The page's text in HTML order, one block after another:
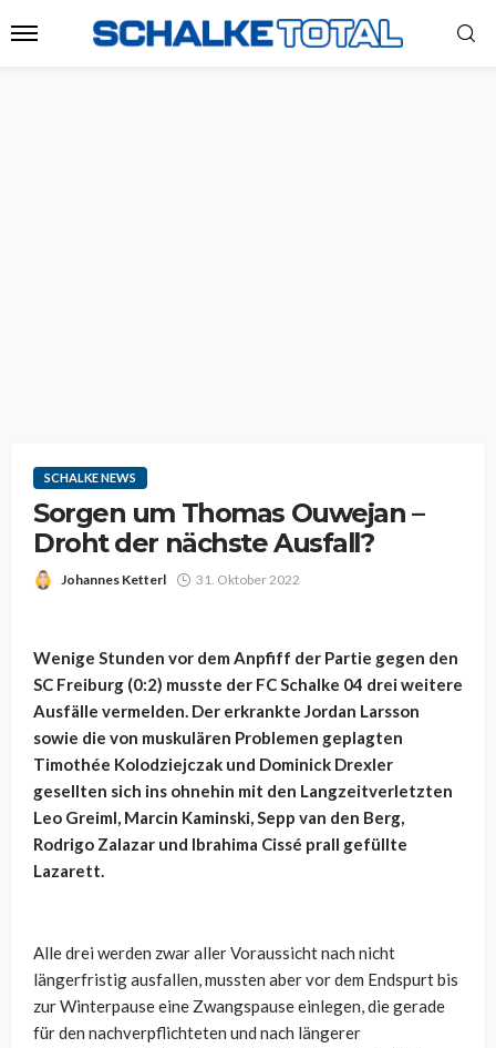
SCHALKE NEWS
Sorgen um Thomas Ouwejan –
Droht der nächste Ausfall?
Johannes Ketterl 31. Oktober 2022
Wenige Stunden vor dem Anpfiff der Partie gegen den
SC Freiburg (0:2) musste der FC Schalke 04 drei weitere
Ausfälle vermelden. Der erkrankte Jordan Larsson
sowie die von muskulären Problemen geplagten
Timothée Kolodziejczak und Dominick Drexler
gesellten sich ins ohnehin mit den Langzeitverletzten
Leo Greiml, Marcin Kaminski, Sepp van den Berg,
Rodrigo Zalazar und Ibrahima Cissé prall gefüllte
Lazarett.
Alle drei werden zwar aller Voraussicht nach nicht
längerfristig ausfallen, mussten aber vor dem Endspurt bis
zur Winterpause eine Zwangspause einlegen, die gerade
für den nachverpflichteten und nach längerer